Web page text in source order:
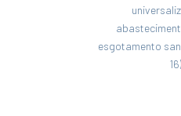
esgotamento
16)